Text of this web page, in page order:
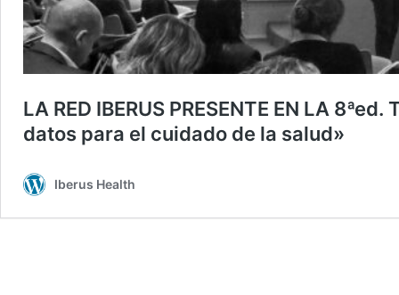
LA RED IBERUS PRESENTE EN LA
datos para el cuidado de la salud»
Iberus Health